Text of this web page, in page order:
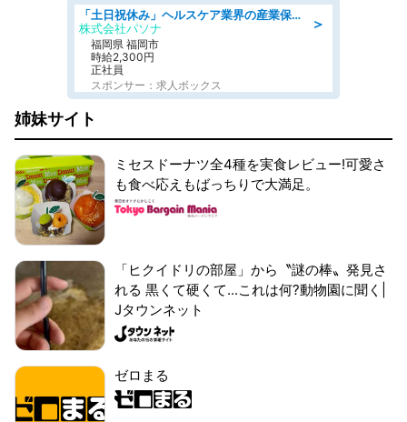
＞
「土日祝休み」ヘルスケア業界の産業保健師/高時給/未経験OK/要資格:保健師、正看護師
株式会社パソナ
福岡県 福岡市
時給2,300円
正社員
スポンサー：求人ボックス
姉妹サイト
ミセスドーナツ全4種を実食レビュー!可愛さ
も食べ応えもばっちりで大満足。
「ヒクイドリの部屋」から〝謎の棒〟発見さ
れる 黒くて硬くて...これは何?動物園に聞く|
Jタウンネット
ゼロまる